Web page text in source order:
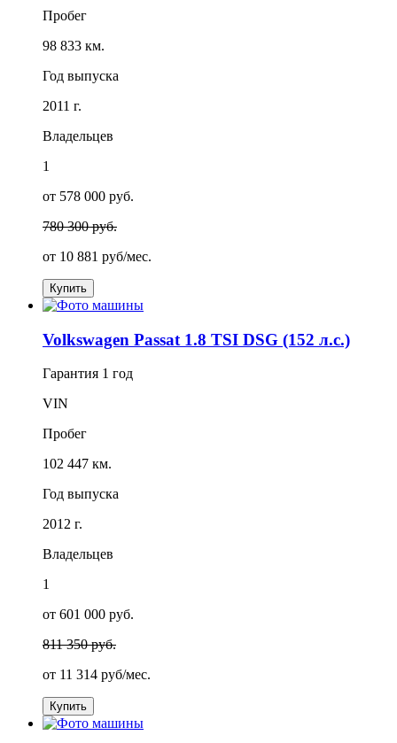
Пробег
98 833 км.
Год выпуска
2011 г.
Владельцев
1
от 578 000 руб.
780 300 руб.
от 10 881 руб/мес.
Купить
Volkswagen Passat 1.8 TSI DSG (152 л.с.)
Гарантия 1 год
VIN
Пробег
102 447 км.
Год выпуска
2012 г.
Владельцев
1
от 601 000 руб.
811 350 руб.
от 11 314 руб/мес.
Купить